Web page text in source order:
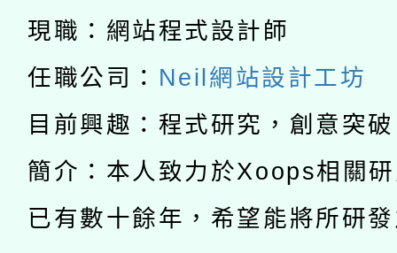
礎課程
A3數位素養講師名單
「數位內容與教學軟體
pilot」
有關大陸委員會函釋公
薪期間赴陸應申請許可
轉知經濟部水利署委託
業技術研究院辦理「
115年8月22日(星期六
桃園市孔廟祈福系列
2026年桃園地景藝術
現職：網站程式設計師
任職公司： Neil網站設計工坊
目前興趣：程式研究，創意突
簡介：本人致力於Xoops相關
已有數十餘年，希望能將所研